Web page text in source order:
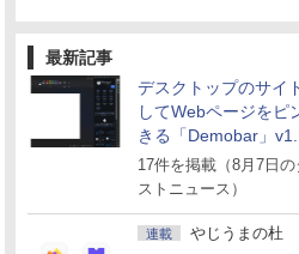
最新記事
デスクトップのサイ
してWebページをピ
きる「Demobar」
か
17件を掲載（8月7日の
ストニュース）
連載 やじうまの杜